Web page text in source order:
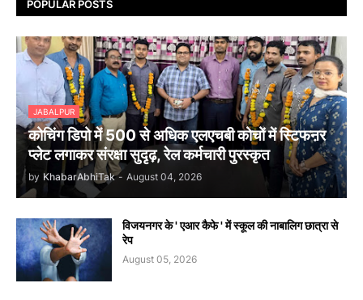
POPULAR POSTS
JABALPUR
कोचिंग डिपो में 500 से अधिक एलएचबी कोचों में स्टिफऩर
प्लेट लगाकर संरक्षा सुदृढ़, रेल कर्मचारी पुरस्कृत
by KhabarAbhiTak - August 04, 2026
विजयनगर के ' एआर कैफे ' में स्कूल की नाबालिग छात्रा से
रेप
August 05, 2026